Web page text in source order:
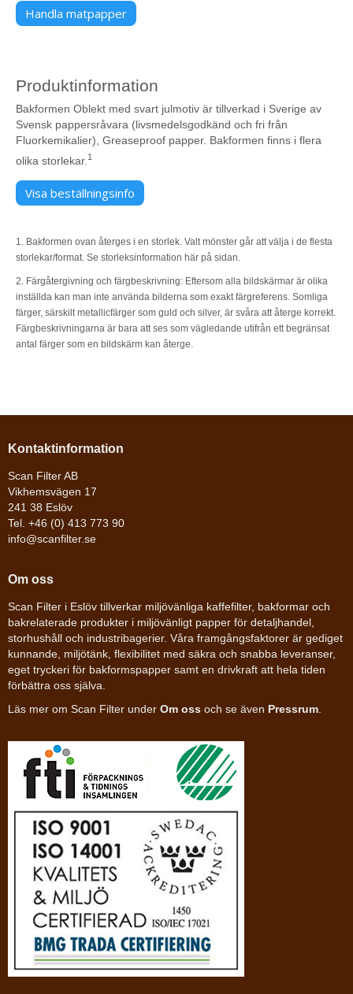
Handla matpapper
Produktinformation
Bakformen Oblekt med svart julmotiv är tillverkad i Sverige av
Svensk pappersråvara (livsmedelsgodkänd och fri från
Fluorkemikalier), Greaseproof papper. Bakformen finns i flera
olika storlekar. 1
Visa beställningsinfo
1. Bakformen ovan återges i en storlek. Valt mönster går att välja i de flesta
storlekar/format. Se storleksinformation här på sidan.
2. Färgåtergivning och färgbeskrivning: Eftersom alla bildskärmar är olika
inställda kan man inte använda bilderna som exakt färgreferens. Somliga
färger, särskilt metallicfärger som guld och silver, är svåra att återge korrekt.
Färgbeskrivningarna är bara att ses som vägledande utifrån ett begränsat
antal färger som en bildskärm kan återge.
Kontaktinformation
Scan Filter AB
Vikhemsvägen 17
241 38 Eslöv
Tel. +46 (0) 413 773 90
info@scanfilter.se
Om oss
Scan Filter i Eslöv tillverkar miljövänliga kaffefilter, bakformar och
bakrelaterade produkter i miljövänligt papper för detaljhandel,
storhushåll och industribagerier. Våra framgångsfaktorer är gediget
kunnande, miljötänk, flexibilitet med säkra och snabba leveranser,
eget tryckeri för bakformspapper samt en drivkraft att hela tiden
förbättra oss själva.
Läs mer om Scan Filter under Om oss och se även Pressrum